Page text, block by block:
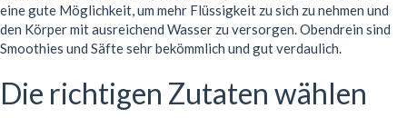
eine gute Möglichkeit, um mehr Flüssigkeit zu sich zu nehmen und
den Körper mit ausreichend Wasser zu versorgen. Obendrein sind
Smoothies und Säfte sehr bekömmlich und gut verdaulich.
Die richtigen Zutaten wählen